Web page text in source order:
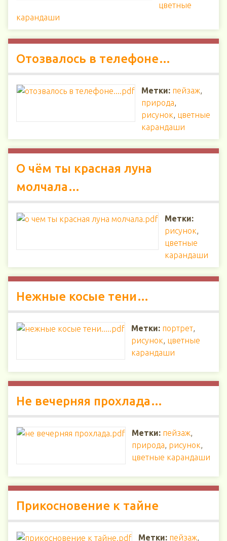
цветные
карандаши
Отозвалось в телефоне…
Метки: пейзаж,
природа,
рисунок, цветные
карандаши
О чём ты красная луна
молчала…
Метки:
рисунок,
цветные
карандаши
Нежные косые тени…
Метки: портрет,
рисунок, цветные
карандаши
Не вечерняя прохлада…
Метки: пейзаж,
природа, рисунок,
цветные карандаши
Прикосновение к тайне
Метки: пейзаж,